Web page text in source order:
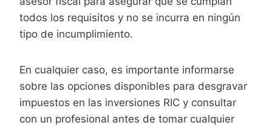
todos los requisitos y no se incurra en ningún
tipo de incumplimiento.
En cualquier caso, es importante informarse
sobre las opciones disponibles para desgravar
impuestos en las inversiones RIC y consultar
con un profesional antes de tomar cualquier